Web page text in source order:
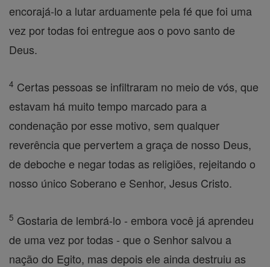
encorajá-lo a lutar arduamente pela fé que foi uma
vez por todas foi entregue aos o povo santo de
Deus.
4 Certas pessoas se infiltraram no meio de vós, que
estavam há muito tempo marcado para a
condenação por esse motivo, sem qualquer
reverência que pervertem a graça de nosso Deus,
de deboche e negar todas as religiões, rejeitando o
nosso único Soberano e Senhor, Jesus Cristo.
5 Gostaria de lembrá-lo - embora você já aprendeu
de uma vez por todas - que o Senhor salvou a
nação do Egito, mas depois ele ainda destruiu as